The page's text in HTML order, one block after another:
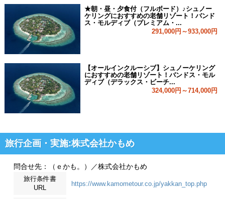
★朝・昼・夕食付（フルボード）♪シュノー
ケリングにおすすめの老舗リゾート！バンド
ス・モルディブ（プレミアム・...
291,000円～933,000円
【オールインクルーシブ】シュノーケリング
におすすめの老舗リゾート！バンドス・モル
ディブ（デラックス・ビーチ...
324,000円～714,000円
旅行企画・実施:株式会社かもめ
問合せ先：（ｅかも。）／株式会社かもめ
旅行条件書
URL
https://www.kamometour.co.jp/yakkan_top.php